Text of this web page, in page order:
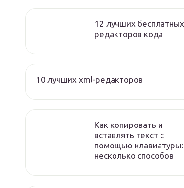
12 лучших бесплатных
редакторов кода
10 лучших xml-редакторов
Как копировать и
вставлять текст с
помощью клавиатуры:
несколько способов